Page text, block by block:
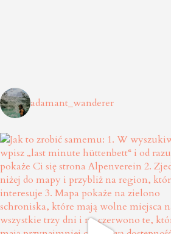
adamant_wanderer